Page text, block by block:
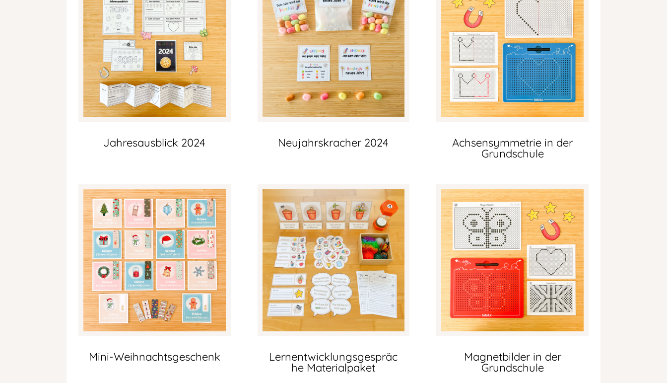
Jahresausblick 2024
Mini-Weihnachtsgeschenk
Neujahrskracher 2024
Lernentwicklungsgespräc
he Materialpaket
Achsensymmetrie in der
Grundschule
Magnetbilder in der
Grundschule